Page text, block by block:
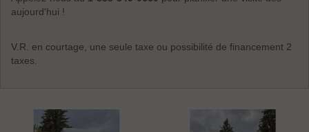
aujourd'hui !
V.R. en courtage, une seule taxe ou possibilité de financement 2
taxes.